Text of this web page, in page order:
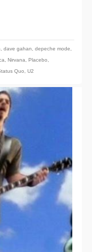
dave gahan depeche mode
Nirvana Placebo
Quo U2